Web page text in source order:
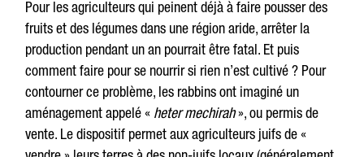
Pour les agriculteurs qui peinent déjà à faire pousser des
fruits et des légumes dans une région aride, arrêter la
production pendant un an pourrait être fatal. Et puis
comment faire pour se nourrir si rien n’est cultivé ? Pour
contourner ce problème, les rabbins ont imaginé un
aménagement appelé « heter mechirah», ou permis de
vente. Le dispositif permet aux agriculteurs juifs de «